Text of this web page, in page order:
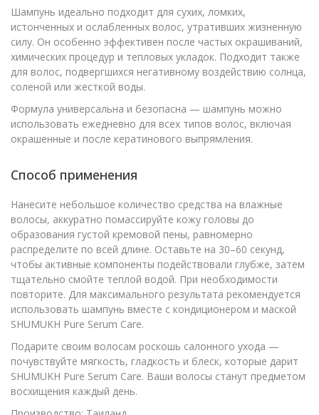
Шампунь идеально подходит для сухих, ломких,
истонченных и ослабленных волос, утративших жизненную
силу. Он особенно эффективен после частых окрашиваний,
химических процедур и тепловых укладок. Подходит также
для волос, подвергшихся негативному воздействию солнца,
соленой или жесткой воды.
Формула универсальна и безопасна — шампунь можно
использовать ежедневно для всех типов волос, включая
окрашенные и после кератинового выпрямления.
Способ применения
Нанесите небольшое количество средства на влажные
волосы, аккуратно помассируйте кожу головы до
образования густой кремовой пены, равномерно
распределите по всей длине. Оставьте на 30–60 секунд,
чтобы активные компоненты подействовали глубже, затем
тщательно смойте теплой водой. При необходимости
повторите. Для максимального результата рекомендуется
использовать шампунь вместе с кондиционером и маской
SHUMUKH Pure Serum Care.
Подарите своим волосам роскошь салонного ухода —
почувствуйте мягкость, гладкость и блеск, которые дарит
SHUMUKH Pure Serum Care. Ваши волосы станут предметом
восхищения каждый день.